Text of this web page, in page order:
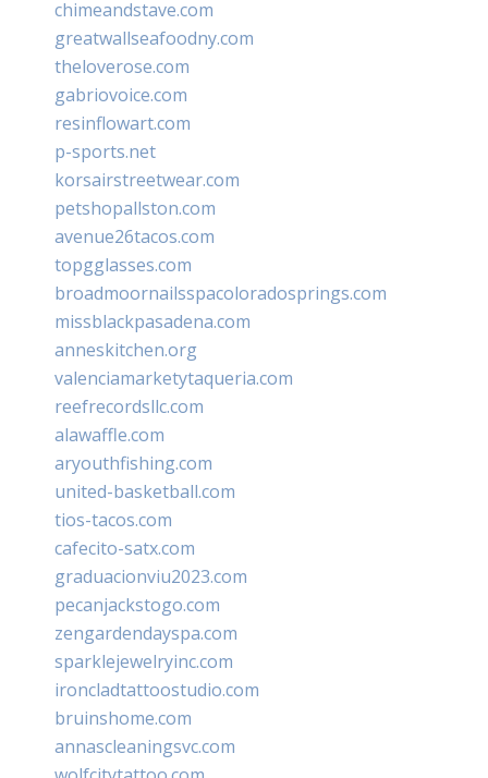
chimeandstave.com
greatwallseafoodny.com
theloverose.com
gabriovoice.com
resinflowart.com
p-sports.net
korsairstreetwear.com
petshopallston.com
avenue26tacos.com
topgglasses.com
broadmoornailsspacoloradosprings.com
missblackpasadena.com
anneskitchen.org
valenciamarketytaqueria.com
reefrecordsllc.com
alawaffle.com
aryouthfishing.com
united-basketball.com
tios-tacos.com
cafecito-satx.com
graduacionviu2023.com
pecanjackstogo.com
zengardendayspa.com
sparklejewelryinc.com
ironcladtattoostudio.com
bruinshome.com
annascleaningsvc.com